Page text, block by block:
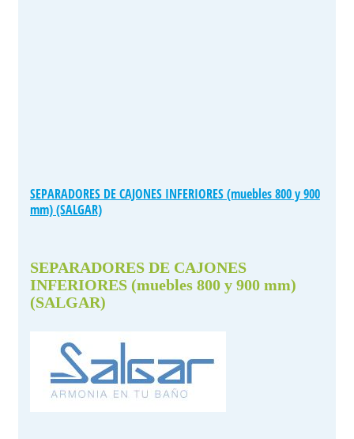
SEPARADORES DE CAJONES INFERIORES (muebles 800 y 900
mm) (SALGAR)
SEPARADORES DE CAJONES
INFERIORES (muebles 800 y 900 mm)
(SALGAR)